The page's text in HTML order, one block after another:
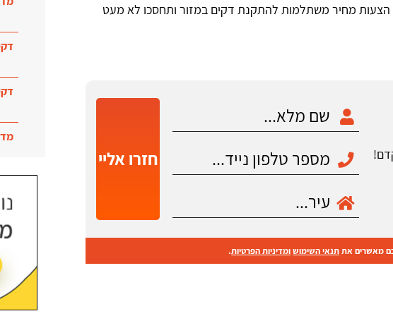
הפרטים שלכם כאן באתר, קבלו עד 3 הצעות מחיר משתלמות להתקנת דקים במזור ותחסכו לא מעט
חזרו אליי
מאשרים אתתנאי השימושומדיניות הפרטיות.